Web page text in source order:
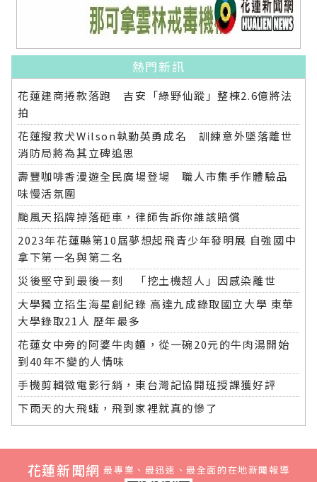
熱門新訊
花蓮建商捲款落跑 吉安「綠野仙蹤」整棟2.6億將法
拍
花蓮搜救犬Wilson執勤英勇成名 訓練意外墜落離世
消防局將為其立碑追思
壽豐咖啡香漫遊全民廣場登場 職人市集手作體驗品
味慢活氛圍
颱風天招牌掉落砸車，律師告訴你誰該賠償
2023年花蓮縣第10屆夢想起飛青少年發明展 自強國中
拿下第一名與第二名
災後堅守到最後一刻 「挖土機超人」因感染離世
大學獨立招生海星創紀錄 高達九成錄取國立大學 東華
大學錄取21人 歷年最多
花蓮女中旁的阿婆牛肉麵，從一碗20元的牛肉湯開始
到40年不變的人情味
手機剪輯微電影行銷，東台灣記協開班授課獲好評
下雨天的大飛蛾，飛到家裡就真的慘了
花蓮新聞網 最專業、最迅速、最全面的在地新聞報導